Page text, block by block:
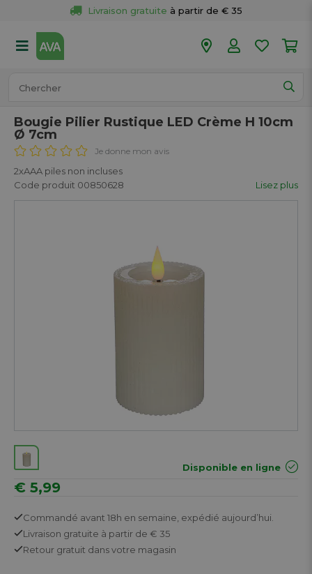
Livraison gratuite à partir de € 35
50 magasins
Bougie Pilier Rustique LED Crème H 10cm
Ø 7cm
Je donne mon avis
2xAAA piles non incluses
Code produit 00850628
Lisez plus
Disponible en ligne
€ 5,99
Commandé avant 18h en semaine, expédié aujourd’hui.
Livraison gratuite à partir de € 35
Retour gratuit dans votre magasin